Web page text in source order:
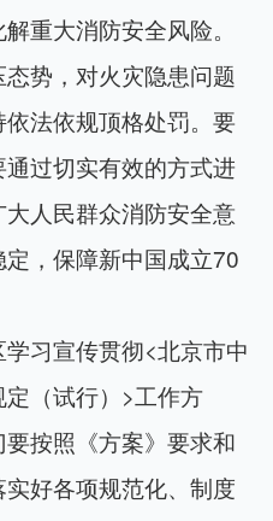
重大消防安全风险。
势，对火灾隐患问题
法依规顶格处罚。要
过切实有效的方式进
人民群众消防安全意
，保障新中国成立70
习宣传贯彻<北京市中
（试行）>工作方
按照《方案》要求和
好各项规范化、制度